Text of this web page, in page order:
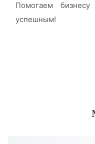
Помогаем
успешным!